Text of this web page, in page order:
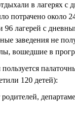
в лагерях с
потрачено около
лагерей с
заведения не
вошедшие в
120 детей):